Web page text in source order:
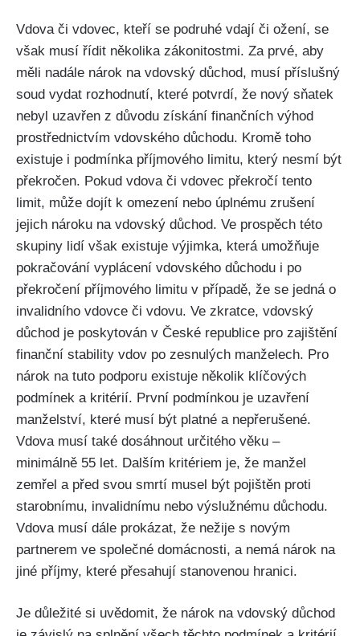
Vdova či vdovec, kteří se podruhé vdají či ožení, se
však musí řídit několika zákonitostmi. Za prvé, aby
měli nadále nárok na vdovský důchod, musí příslušný
soud vydat rozhodnutí, které potvrdí, že nový sňatek
nebyl uzavřen z důvodu získání finančních výhod
prostřednictvím vdovského důchodu. Kromě toho
existuje i podmínka příjmového limitu, který nesmí být
překročen. Pokud vdova či vdovec překročí tento
limit, může dojít k omezení nebo úplnému zrušení
jejich nároku na vdovský důchod. Ve prospěch této
skupiny lidí však existuje výjimka, která umožňuje
pokračování vyplácení vdovského důchodu i po
překročení příjmového limitu v případě, že se jedná o
invalidního vdovce či vdovu. Ve zkratce, vdovský
důchod je poskytován v České republice pro zajištění
finanční stability vdov po zesnulých manželech. Pro
nárok na tuto podporu existuje několik klíčových
podmínek a kritérií. První podmínkou je uzavření
manželství, které musí být platné a nepřerušené.
Vdova musí také dosáhnout určitého věku –
minimálně 55 let. Dalším kritériem je, že manžel
zemřel a před svou smrtí musel být pojištěn proti
starobnímu, invalidnímu nebo výslužnému důchodu.
Vdova musí dále prokázat, že nežije s novým
partnerem ve společné domácnosti, a nemá nárok na
jiné příjmy, které přesahují stanovenou hranici.
Je důležité si uvědomit, že nárok na vdovský důchod